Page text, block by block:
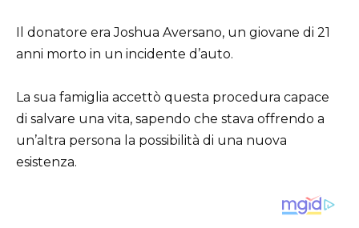
Il donatore era Joshua Aversano, un giovane di 21
anni morto in un incidente d’auto.
La sua famiglia accettò questa procedura capace
di salvare una vita, sapendo che stava offrendo a
un’altra persona la possibilità di una nuova
esistenza.